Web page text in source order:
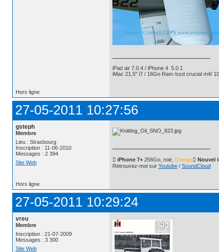
iPad air 7.0.4 / iPhone 4 5.0.1
iMac 21,5" i7 / 16Go Ram /ssd crucial m4/
Hors ligne
27-05-2011 10:27:56
gsteph
Membre
Lieu : Strasbourg
Inscription : 11-06-2010
Messages : 2 394
Site Web
 iPhone 7+256Go, noir, Orange Nouvel
Retrouvez-moi sur Youtube/ SoundCloud
Hors ligne
27-05-2011 10:29:24
vreu
Membre
Inscription : 21-07-2009
Messages : 3 300
Site Web